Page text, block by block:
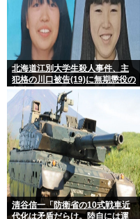
北海道江別大学生殺人事件、主
犯格の川口被告(19)に無期懲役の
判決
清谷信一「防衛省の10式戦車近
代化は矛盾だらけ。陸自には運